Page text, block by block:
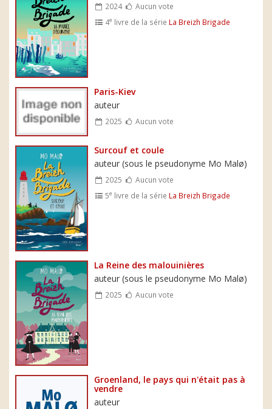
2024
Aucun vote
4e livre de la série La Breizh Brigade
Paris-Kiev
auteur
2025 Aucun vote
Surcouf et coule
auteur (sous le pseudonyme Mo Malø)
2025
Aucun vote
5e livre de la série La Breizh Brigade
La Reine des malouinières
auteur (sous le pseudonyme Mo Malø)
2025 Aucun vote
Groenland, le pays qui n'était pas à
vendre
auteur